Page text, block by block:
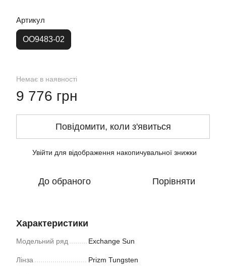
Артикул
OO9483-02
Немає в наявності
9 776 грн
Повідомити, коли з'явиться
Увійти для відображення накопичувальної знижки
До обраного Порівняти
Характеристики
Модельний ряд Exchange Sun
Лінза Prizm Tungsten